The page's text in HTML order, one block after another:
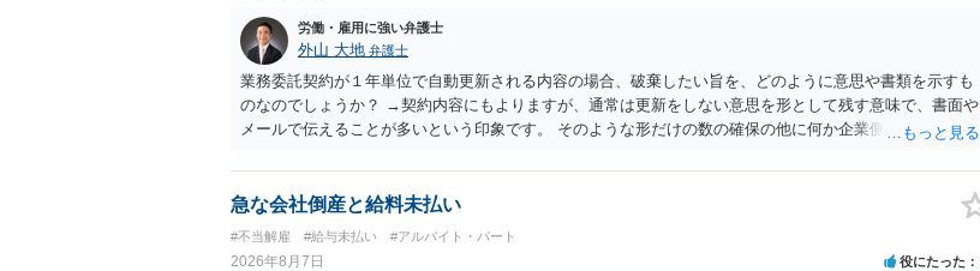
労働・雇用に強い弁護士
外山 大地 弁護士
業務委託契約が１年単位で自動更新される内容の場合、破棄したい旨を、どのように意思や書類を示すも
のなのでしょうか？ →契約内容にもよりますが、通常は更新をしない意思を形として残す意味で、書面や
メールで伝えることが多いという印象です。 そのような形だけの数の確保の他に何か企業側にメリットが
あれば、自動更新で契約が延長されると、企業側は報酬を支払う義務を負うことになるので（ご質問者様
も業務を提供する義務を負う）、放置をすることは望ましい状態ではないと思料いたします。
急な会社倒産と給料未払い
#不当解雇 #給与未払い #アルバイト・パート
2026年8月7日 役にたった